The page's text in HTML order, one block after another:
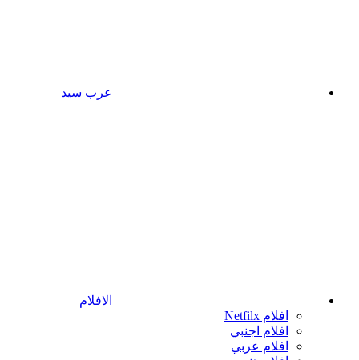
عرب سيد
الافلام
افلام Netfilx
افلام اجنبي
افلام عربي